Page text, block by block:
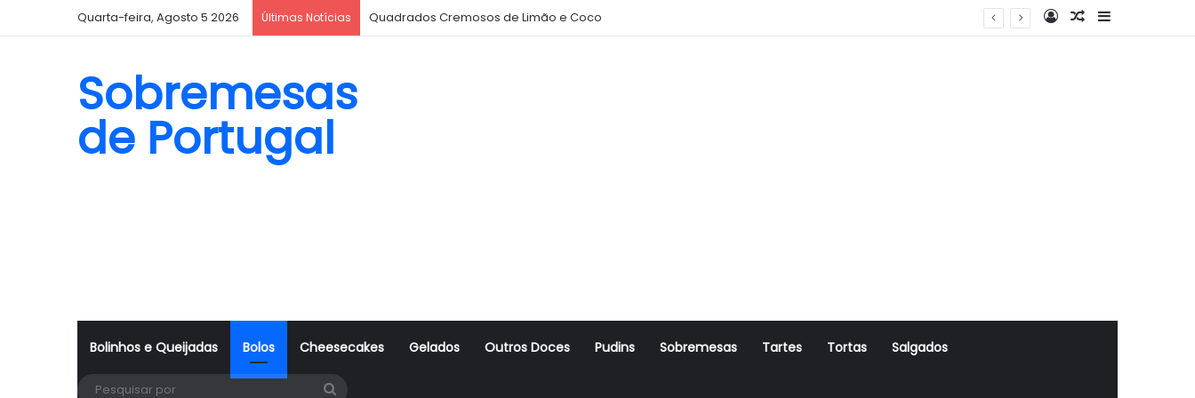
Quarta-feira, Agosto 5 2026 Últimas Notícias Quadrados Cremosos de Limão e Coco Log InArtigo Aleatório
Sidebar
Sobremesas
de Portugal
Bolinhos e Queijadas Bolos Cheesecakes Gelados Outros Doces Pudins Sobremesas Tartes Tortas Salgados